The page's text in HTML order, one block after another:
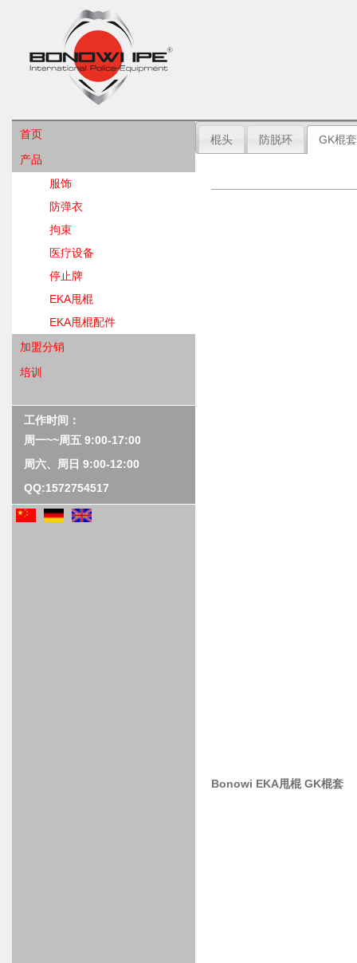
首页
联系我们
产品
服饰
防弹衣
拘束
医疗设备
停止牌
EKA甩棍
EKA甩棍配件
加盟分销
培训
培训视频
工作时间：
周一~~周五 9:00-17:00
周六、周日 9:00-12:00
QQ:1572754517
棍头 防脱环 GK棍套
Bonowi EKA甩棍 GK棍套